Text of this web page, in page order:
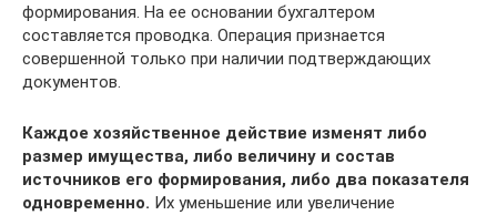
формирования. На ее основании бухгалтером
составляется проводка. Операция признается
совершенной только при наличии подтверждающих
документов.
Каждое хозяйственное действие изменят либо
размер имущества, либо величину и состав
источников его формирования, либо два показателя
одновременно. Их уменьшение или увеличение